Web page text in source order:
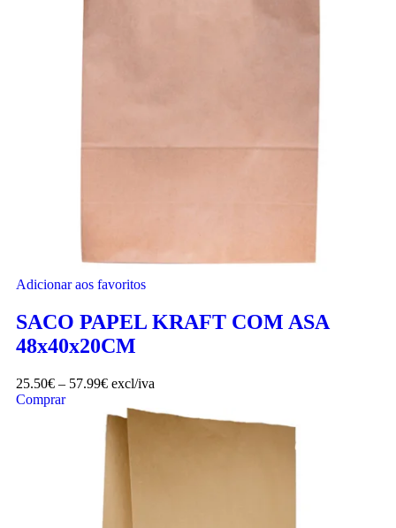
Adicionar aos favoritos
SACO PAPEL KRAFT COM ASA
48x40x20CM
25.50€ – 57.99€ excl/iva
Comprar